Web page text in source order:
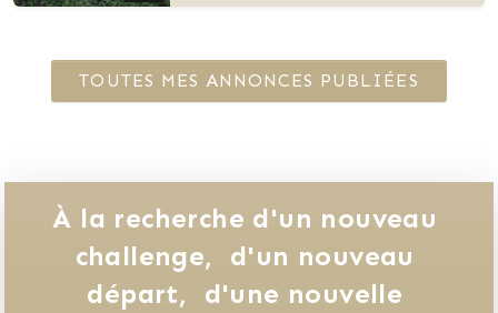
TOUTES MES ANNONCES PUBLIÉES
À la recherche d'un nouveau
challenge,
d'un nouveau
départ,
d'une nouvelle